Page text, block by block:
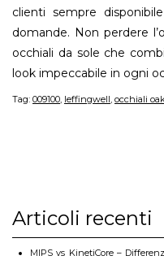
clienti sempre
domande. Non perdere
occhiali da sole che
look impeccabile in ogni
Tag: 009100, leffingwell, occhiali
Articoli recenti
MIPS vs KinetiCore –